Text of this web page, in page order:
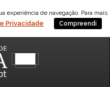
experiência de navegação. Para mais
Privacidade Compreendi